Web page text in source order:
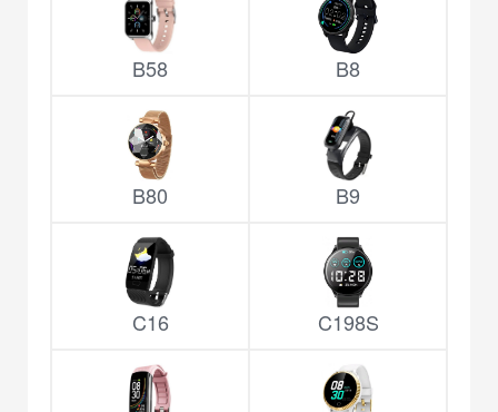
B58 B8
B80 B9
C16 C198S